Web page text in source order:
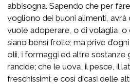
abbisogna. Sapendo che per
vogliono dei buoni alimenti, avrà
vuole adoperare, o di volaglia, o
siano bensì frolle; ma prive
olii, i formaggi ed altre sostanze
rancide; che le uova, il pesce, il
freschissimi; e così dicasi delle